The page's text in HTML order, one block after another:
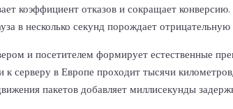
коэффициент отказов и сокращает
в несколько секунд порождает отрицательную
и посетителем формирует естественные
серверу в Европе проходит тысячи
пакетов добавляет миллисекунды